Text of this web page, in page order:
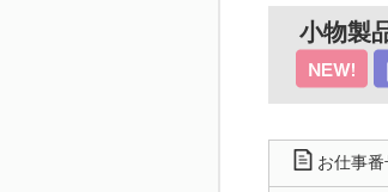
小物製
お仕事番